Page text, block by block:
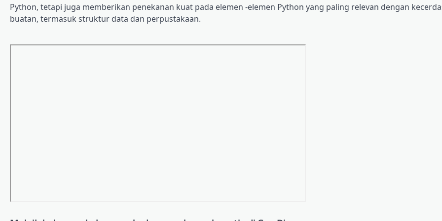
Python, tetapi juga memberikan penekanan kuat pada elemen -elemen Python yang paling relevan dengan
buatan, termasuk struktur data dan perpustakaan.